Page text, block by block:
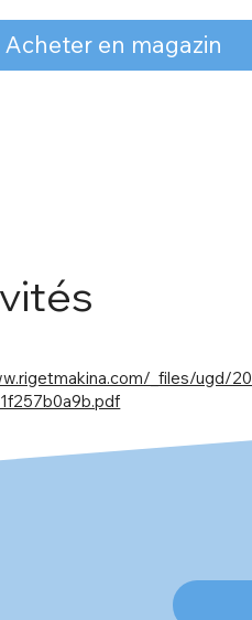
Acheter en magazin
_files/ugd/